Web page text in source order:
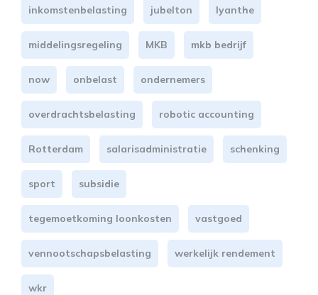
inkomstenbelasting jubelton lyanthe
middelingsregeling MKB mkb bedrijf
now onbelast ondernemers
overdrachtsbelasting robotic accounting
Rotterdam salarisadministratie schenking
sport subsidie
tegemoetkoming loonkosten vastgoed
vennootschapsbelasting werkelijk rendement
wkr